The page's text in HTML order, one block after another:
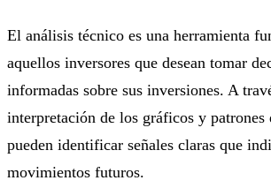
El análisis técnico es una herramienta
aquellos inversores que desean tomar
informadas sobre sus inversiones. A
interpretación de los gráficos y patrones
pueden identificar señales claras que
movimientos futuros.